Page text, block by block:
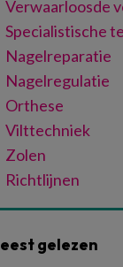
Verwaarloosde
Specialistische
Nagelreparatie
Nagelregulatie
Orthese
Vilttechniek
Zolen
Richtlijnen
gelezen